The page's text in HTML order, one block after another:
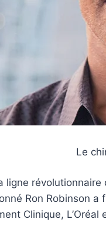
Le
ligne
Ron Robinson
Clinique, L’Oréal